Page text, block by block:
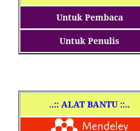
Untuk Pembaca
Untuk Penulis
..:: ALAT BANTU ::..